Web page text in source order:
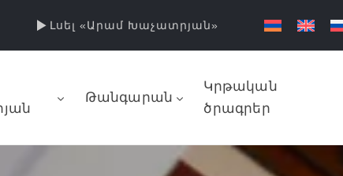
Լսել «Արամ Խաչատրյան»
Թանգարան
Կրթական
ծրագրեր